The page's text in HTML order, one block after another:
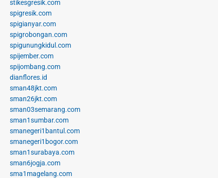
stikesgresik.com
spigresik.com
spigianyar.com
spigrobongan.com
spigunungkidul.com
spijember.com
spijombang.com
dianflores.id
sman48jkt.com
sman26jkt.com
sman03semarang.com
sman1sumbar.com
smanegeri1bantul.com
smanegeri1bogor.com
sman1surabaya.com
sman6jogja.com
sma1magelang.com